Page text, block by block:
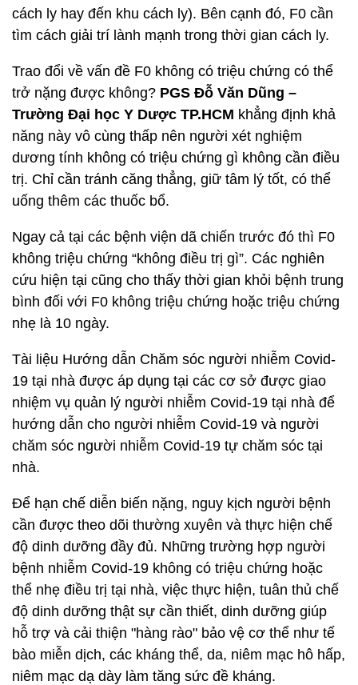
thì đa số cũng chỉ trải qua một cơn cảm nhẹ.
qua, người mắc Covid-19 cần giữ sinh hoạt điều độ
trong mọi việc như ăn, uống, ngủ, nghỉ... và thực
hiện cách ly với những người không phải F0 (tự
cách ly hay đến khu cách ly). Bên cạnh đó, F0 cần
tìm cách giải trí lành mạnh trong thời gian cách ly.
Trao đổi về vấn đề F0 không có triệu chứng có thể
Trường Đại học Y Dược TP.HCM khẳng định khả
năng này vô cùng thấp nên người xét nghiệm
dương tính không có triệu chứng gì không cần điều
trị. Chỉ cần tránh căng thẳng, giữ tâm lý tốt, có thể
uống thêm các thuốc bổ.
Ngay cả tại các bệnh viện dã chiến trước đó thì F0
không triệu chứng “không điều trị gì”. Các nghiên
cứu hiện tại cũng cho thấy thời gian khỏi bệnh trung
bình đối với F0 không triệu chứng hoặc triệu chứng
nhẹ là 10 ngày.
19 tại nhà được áp dụng tại các cơ sở được giao
nhiệm vụ quản lý người nhiễm Covid-19 tại nhà để
hướng dẫn cho người nhiễm Covid-19 và người
chăm sóc người nhiễm Covid-19 tự chăm sóc tại
nhà.
Để hạn chế diễn biến nặng, nguy kịch người bệnh
cần được theo dõi thường xuyên và thực hiện chế
độ dinh dưỡng đầy đủ. Những trường hợp người